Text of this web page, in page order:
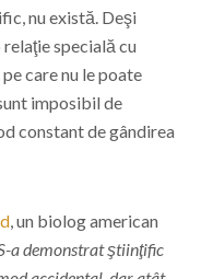
nu există. Deşi
specială cu
care nu le poate
imposibil de
constant de gândirea
, un biolog american
a demonstrat ştiinţific